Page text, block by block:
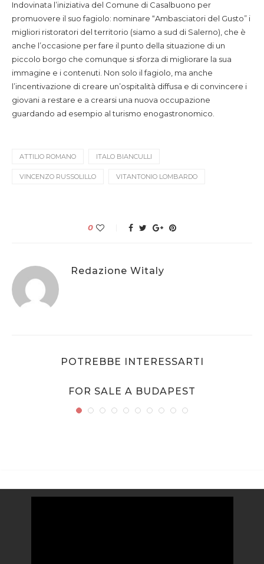
Indovinata l’iniziativa del Comune di Casalbuono per
promuovere il suo fagiolo: nominare “Ambasciatori del Gusto” i
migliori ristoratori del territorio (siamo a sud di Salerno), che è
anche l’occasione per fare il punto della situazione di un
piccolo borgo che comunque si sforza di migliorare la sua
immagine e i contenuti. Non solo il fagiolo, ma anche
l’incentivazione di creare un’ospitalità diffusa e di convincere i
giovani a restare e a crearsi una nuova occupazione
guardando ad esempio al turismo enogastronomico.
ATTILIO ROMANO ITALO BIANCULLI
VINCENZO RUSSOLILLO VITANTONIO LOMBARDO
0
Redazione Witaly
POTREBBE INTERESSARTI
FOR SALE A BUDAPEST